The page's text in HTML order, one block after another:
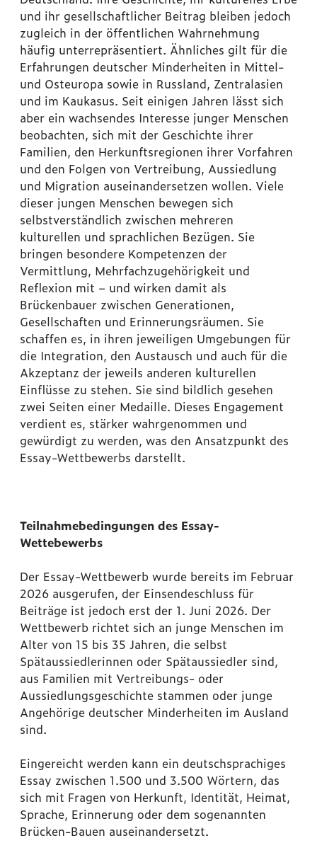
und ihr gesellschaftlicher Beitrag bleiben jedoch
zugleich in der öffentlichen Wahrnehmung
häufig unterrepräsentiert. Ähnliches gilt für die
Erfahrungen deutscher Minderheiten in Mittel-
und Osteuropa sowie in Russland, Zentralasien
und im Kaukasus. Seit einigen Jahren lässt sich
aber ein wachsendes Interesse junger Menschen
beobachten, sich mit der Geschichte ihrer
Familien, den Herkunftsregionen ihrer Vorfahren
und den Folgen von Vertreibung, Aussiedlung
und Migration auseinandersetzen wollen. Viele
dieser jungen Menschen bewegen sich
selbstverständlich zwischen mehreren
kulturellen und sprachlichen Bezügen. Sie
bringen besondere Kompetenzen der
Vermittlung, Mehrfachzugehörigkeit und
Reflexion mit – und wirken damit als
Brückenbauer zwischen Generationen,
Gesellschaften und Erinnerungsräumen. Sie
schaffen es, in ihren jeweiligen Umgebungen für
die Integration, den Austausch und auch für die
Akzeptanz der jeweils anderen kulturellen
Einflüsse zu stehen. Sie sind bildlich gesehen
zwei Seiten einer Medaille. Dieses Engagement
verdient es, stärker wahrgenommen und
gewürdigt zu werden, was den Ansatzpunkt des
Essay-Wettbewerbs darstellt.
Teilnahmebedingungen des Essay-
Wettebewerbs
Der Essay-Wettbewerb wurde bereits im Februar
2026 ausgerufen, der Einsendeschluss für
Beiträge ist jedoch erst der 1. Juni 2026. Der
Wettbewerb richtet sich an junge Menschen im
Alter von 15 bis 35 Jahren, die selbst
Spätaussiedlerinnen oder Spätaussiedler sind,
aus Familien mit Vertreibungs- oder
Aussiedlungsgeschichte stammen oder junge
Angehörige deutscher Minderheiten im Ausland
sind.
Eingereicht werden kann ein deutschsprachiges
Essay zwischen 1.500 und 3.500 Wörtern, das
sich mit Fragen von Herkunft, Identität, Heimat,
Sprache, Erinnerung oder dem sogenannten
Brücken-Bauen auseinandersetzt.